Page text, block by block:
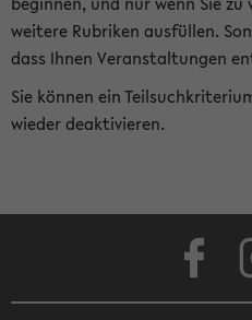
weitere Rubriken ausfüllen.
dass Ihnen Veranstaltungen
Sie können ein
wieder deaktivieren.